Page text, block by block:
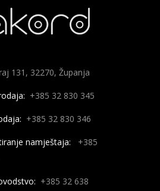
131, 32270, Županja
+385 32 830 345
+385 32 830 346
namještaja:
+385
+385 32 638